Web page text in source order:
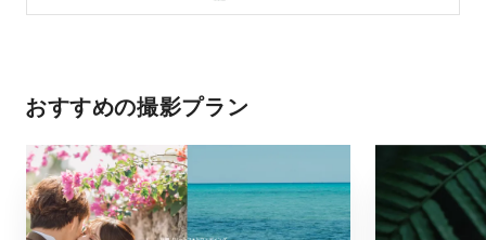
おすすめの撮影プラン